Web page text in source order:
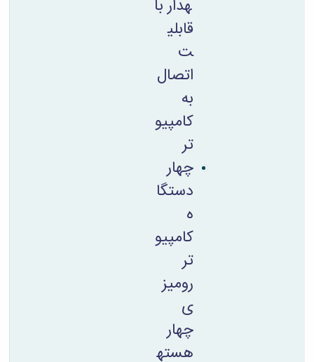
ه­دار با
قابلی
ت
اتصال
به
کامپیو
تر
چهار
دستگا
ه
کامپیو
تر
رومیز
ی
چهار
هسته